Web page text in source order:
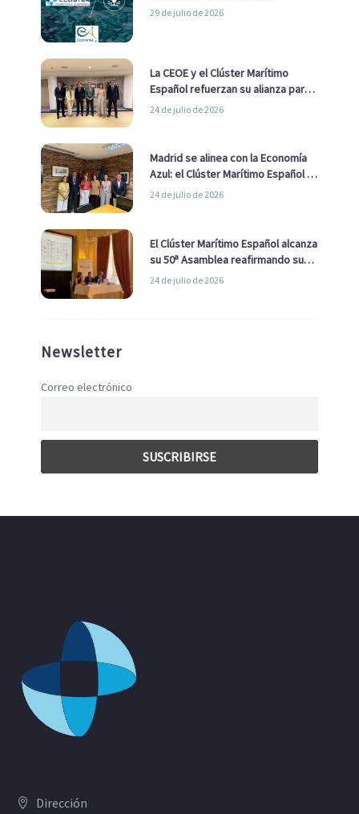
29 de julio de 2026
La CEOE y el Clúster Marítimo
Español refuerzan su alianza para
impulsar una estrategia Nacional
24 de julio de 2026
Madrid se alinea con la Economía
Azul: el Clúster Marítimo Español y
la Real Liga Naval avanzan alianzas
24 de julio de 2026
El Clúster Marítimo Español alcanza
su 50ª Asamblea reafirmando su
liderazgo en la Economía Azul
24 de julio de 2026
Newsletter
Correo electrónico
Dirección